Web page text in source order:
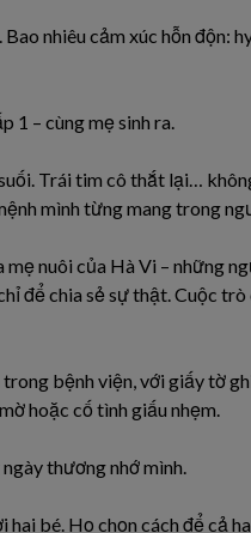
nhiêu cảm xúc hỗn độn:
1 – cùng mẹ sinh ra.
Trái tim cô thắt lại…
mình từng mang trong
mẹ nuôi của Hà Vi – những
để chia sẻ sự thật. Cuộc
bệnh viện, với giấy tờ
hoặc cố tình giấu nhẹm.
thương nhớ mình.
bé. Họ chọn cách để cả